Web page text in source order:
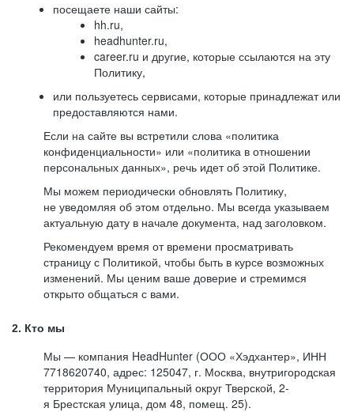
посещаете наши сайты:
hh.ru,
headhunter.ru,
career.ru и другие, которые ссылаются на эту
Политику,
или пользуетесь сервисами, которые принадлежат или
предоставляются нами.
Если на сайте вы встретили слова «политика
конфиденциальности» или «политика в отношении
персональных данных», речь идет об этой Политике.
Мы можем периодически обновлять Политику,
не уведомляя об этом отдельно. Мы всегда указываем
актуальную дату в начале документа, над заголовком.
Рекомендуем время от времени просматривать
страницу с Политикой, чтобы быть в курсе возможных
изменений. Мы ценим ваше доверие и стремимся
открыто общаться с вами.
2. Кто мы
Мы — компания HeadHunter (ООО «Хэдхантер», ИНН
7718620740, адрес: 125047, г. Москва, внутригородская
территория Муниципальный округ Тверской, 2-
я Брестская улица, дом 48, помещ. 25).